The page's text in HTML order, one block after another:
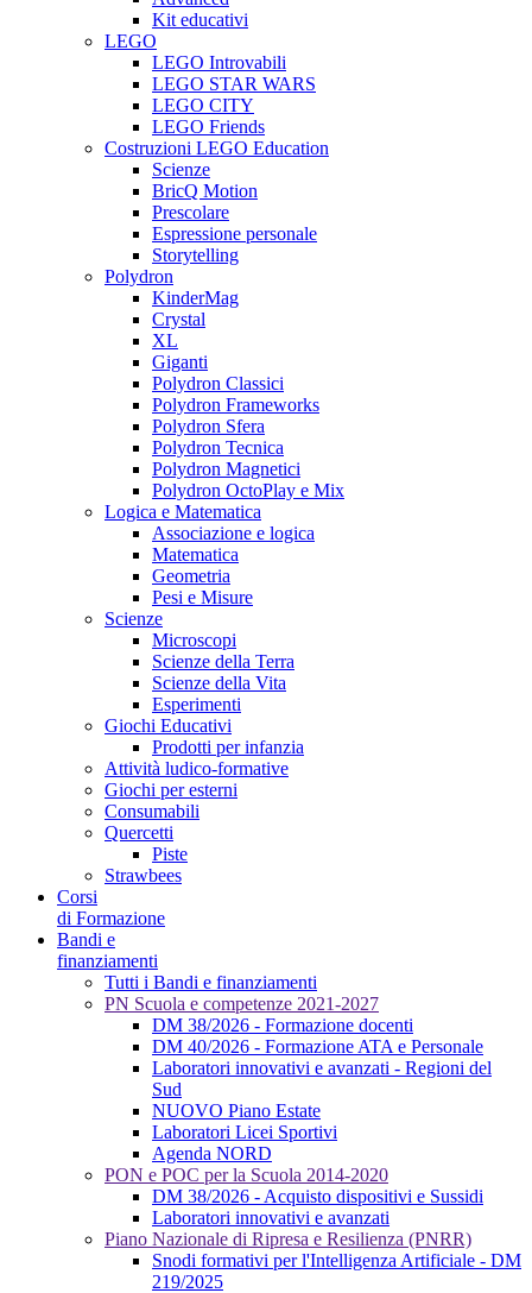
Kit educativi
LEGO
LEGO Introvabili
LEGO STAR WARS
LEGO CITY
LEGO Friends
Costruzioni LEGO Education
Scienze
BricQ Motion
Prescolare
Espressione personale
Storytelling
Polydron
KinderMag
Crystal
XL
Giganti
Polydron Classici
Polydron Frameworks
Polydron Sfera
Polydron Tecnica
Polydron Magnetici
Polydron OctoPlay e Mix
Logica e Matematica
Associazione e logica
Matematica
Geometria
Pesi e Misure
Scienze
Microscopi
Scienze della Terra
Scienze della Vita
Esperimenti
Giochi Educativi
Prodotti per infanzia
Attività ludico-formative
Giochi per esterni
Consumabili
Quercetti
Piste
Strawbees
Corsi
di Formazione
Bandi e
finanziamenti
Tutti i Bandi e finanziamenti
PN Scuola e competenze 2021-2027
DM 38/2026 - Formazione docenti
DM 40/2026 - Formazione ATA e Personale
Laboratori innovativi e avanzati - Regioni del
Sud
NUOVO Piano Estate
Laboratori Licei Sportivi
Agenda NORD
PON e POC per la Scuola 2014-2020
DM 38/2026 - Acquisto dispositivi e Sussidi
Laboratori innovativi e avanzati
Piano Nazionale di Ripresa e Resilienza (PNRR)
Snodi formativi per l'Intelligenza Artificiale - DM
219/2025